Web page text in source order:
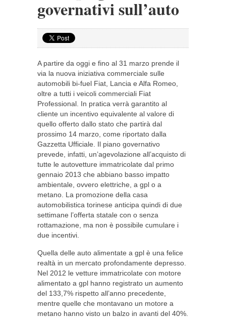
governativi sull’auto
A partire da oggi e fino al 31 marzo prende il
via la nuova iniziativa commerciale sulle
automobili bi-fuel Fiat, Lancia e Alfa Romeo,
oltre a tutti i veicoli commerciali Fiat
Professional. In pratica verrà garantito al
cliente un incentivo equivalente al valore di
quello offerto dallo stato che partirà dal
prossimo 14 marzo, come riportato dalla
Gazzetta Ufficiale. Il piano governativo
prevede, infatti, un’agevolazione all’acquisto di
tutte le autovetture immatricolate dal primo
gennaio 2013 che abbiano basso impatto
ambientale, ovvero elettriche, a gpl o a
metano. La promozione della casa
automobilistica torinese anticipa quindi di due
settimane l’offerta statale con o senza
rottamazione, ma non è possibile cumulare i
due incentivi.
Quella delle auto alimentate a gpl è una felice
realtà in un mercato profondamente depresso.
Nel 2012 le vetture immatricolate con motore
alimentato a gpl hanno registrato un aumento
del 133,7% rispetto all’anno precedente,
mentre quelle che montavano un motore a
metano hanno visto un balzo in avanti del 40%.